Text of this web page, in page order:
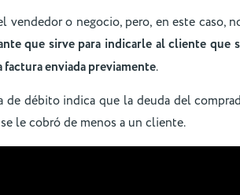
vendedor o negocio, pero, en este caso,
que sirve para indicarle al cliente que
enviada previamente.
de débito indica que la deuda del
le cobró de menos a un cliente.